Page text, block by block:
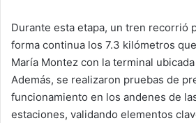
Durante esta etapa, un tren recorrió
forma continua los 7.3 kilómetros
María Montez con la terminal
Además, se realizaron pruebas de
funcionamiento en los andenes de
estaciones, validando elementos